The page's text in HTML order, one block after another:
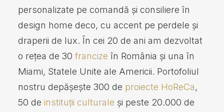
personalizate pe comandă și consiliere în
design home deco, cu accent pe perdele și
draperii de lux. În cei 20 de ani am dezvoltat
o rețea de 30 francize în România și una în
Miami, Statele Unite ale Americii. Portofoliul
nostru depășește 300 de proiecte HoReCa,
50 de instituții culturale și peste 20.000 de